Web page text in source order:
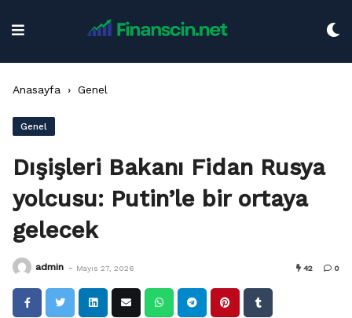
Anasayfa › Genel
Genel
Dışişleri Bakanı Fidan Rusya
yolcusu: Putin’le bir ortaya
gelecek
admin - Mayıs 27, 2026 42 0